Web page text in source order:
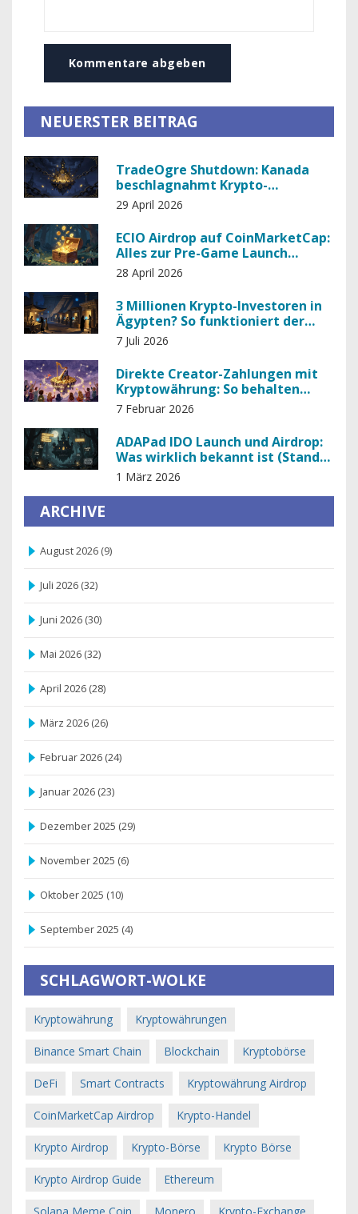
Kommentare abgeben
NEUERSTER BEITRAG
TradeOgre Shutdown: Kanada
beschlagnahmt Krypto-
Vermögen in Millionenhöhe
29 April 2026
ECIO Airdrop auf CoinMarketCap:
Alles zur Pre-Game Launch
Kampagne
28 April 2026
3 Millionen Krypto-Investoren in
Ägypten? So funktioniert der
Markt trotz Totalverbot
7 Juli 2026
Direkte Creator-Zahlungen mit
Kryptowährung: So behalten
Künstler mehr von ihrem
7 Februar 2026
ADAPad IDO Launch und Airdrop:
Was wirklich bekannt ist (Stand
März 2026)
1 März 2026
ARCHIVE
August 2026 (9)
Juli 2026 (32)
Juni 2026 (30)
Mai 2026 (32)
April 2026 (28)
März 2026 (26)
Februar 2026 (24)
Januar 2026 (23)
Dezember 2025 (29)
November 2025 (6)
Oktober 2025 (10)
September 2025 (4)
SCHLAGWORT-WOLKE
Kryptowährung Kryptowährungen
Binance Smart Chain Blockchain Kryptobörse
DeFi Smart Contracts Kryptowährung Airdrop
CoinMarketCap Airdrop Krypto-Handel
Krypto Airdrop Krypto-Börse Krypto Börse
Krypto Airdrop Guide Ethereum